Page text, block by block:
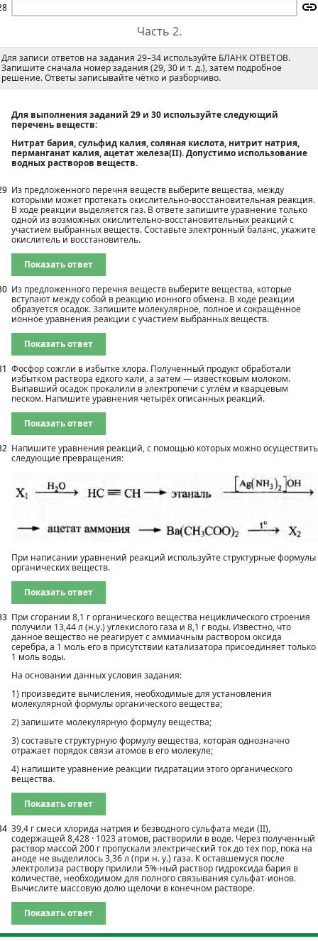
Часть 2.
Для записи ответов на задания 29–34 используйте БЛАНК ОТВЕТОВ.
Запишите сначала номер задания (29, 30 и т. д.), затем подробное
решение. Ответы записывайте чётко и разборчиво.
Для выполнения заданий 29 и 30 используйте следующий
перечень веществ:
Нитрат бария, сульфид калия, соляная кислота, нитрит натрия,
перманганат калия, ацетат железа(II). Допустимо использование
водных растворов веществ.
Из предложенного перечня веществ выберите вещества, между
которыми может протекать окислительно-восстановительная реакция.
В ходе реакции выделяется газ. В ответе запишите уравнение только
одной из возможных окислительно-восстановительных реакций с
участием выбранных веществ. Составьте электронный баланс, укажите
окислитель и восстановитель.
Показать ответ
Из предложенного перечня веществ выберите вещества, которые
вступают между собой в реакцию ионного обмена. В ходе реакции
образуется осадок. Запишите молекулярное, полное и сокращённое
ионное уравнения реакции с участием выбранных веществ.
Показать ответ
Фосфор сожгли в избытке хлора. Полученный продукт обработали
избытком раствора едкого кали, а затем — известковым молоком.
Выпавший осадок прокалили в электропечи с углём и кварцевым
песком. Напишите уравнения четырёх описанных реакций.
Показать ответ
Напишите уравнения реакций, с помощью которых можно осуществить
следующие превращения:
При написании уравнений реакций используйте структурные формулы
органических веществ.
Показать ответ
При сгорании 8,1 г органического вещества нециклического строения
получили 13,44 л (н.у.) углекислого газа и 8,1 г воды. Известно, что
данное вещество не реагирует с аммиачным раствором оксида
серебра, а 1 моль его в присутствии катализатора присоединяет только
1 моль воды.
На основании данных условия задания:
1) произведите вычисления, необходимые для установления
молекулярной формулы органического вещества;
2) запишите молекулярную формулу вещества;
3) составьте структурную формулу вещества, которая однозначно
отражает порядок связи атомов в его молекуле;
4) напишите уравнение реакции гидратации этого органического
вещества.
Показать ответ
39,4 г смеси хлорида натрия и безводного сульфата меди (II),
содержащей 8,428 · 1023 атомов, растворили в воде. Через полученный
раствор массой 200 г пропускали электрический ток до тех пор, пока на
аноде не выделилось 3,36 л (при н. у.) газа. К оставшемуся после
электролиза раствору прилили 5%-ный раствор гидроксида бария в
количестве, необходимом для полного связывания сульфат-ионов.
Вычислите массовую долю щелочи в конечном растворе.
Показать ответ